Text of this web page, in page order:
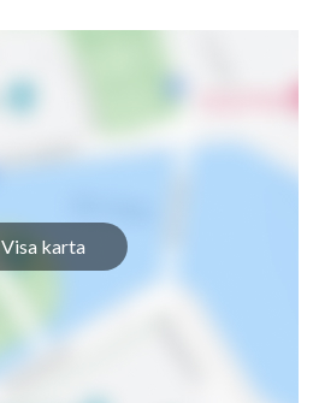
Visa karta